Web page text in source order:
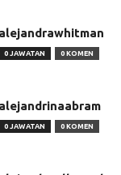
alejandrawhitman
0 JAWATAN 0 KOMEN
alejandrinaabram
0 JAWATAN 0 KOMEN